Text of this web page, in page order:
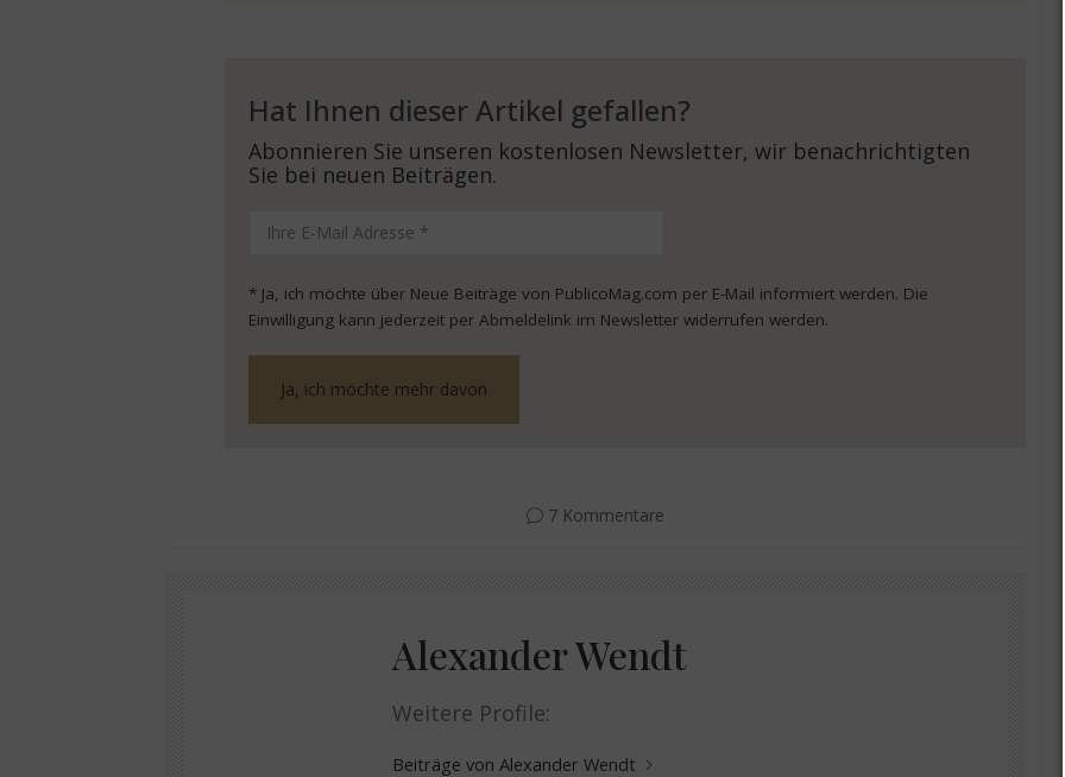
Hat Ihnen dieser Artikel gefallen?
Abonnieren Sie unseren kostenlosen Newsletter, wir benachrichtigten
Sie bei neuen Beiträgen.
* Ja, ich möchte über Neue Beiträge von PublicoMag.com per E-Mail informiert werden. Die
Einwilligung kann jederzeit per Abmeldelink im Newsletter widerrufen werden.
7 Kommentare
Alexander Wendt
Weitere Profile:
Beiträge von Alexander Wendt